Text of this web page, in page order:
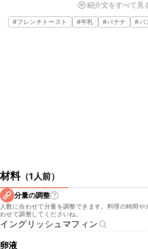
ちょっぴり豪華になりますよ。とろとろっと
品です。ぜひお試しください。
紹介文をすべて見
#フレンチトースト #牛乳 #バナナ #パ
材料（1人前）
分量の調整
人数に合わせて分量を調整できます。料理の時間
わせて調整してくださいね。
イングリッシュマフィン
卵液